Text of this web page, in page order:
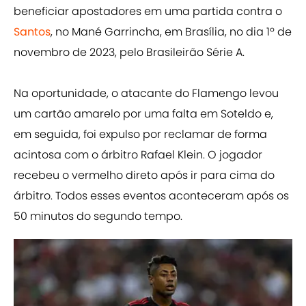
beneficiar apostadores em uma partida contra o
Santos, no Mané Garrincha, em Brasília, no dia 1º de
novembro de 2023, pelo Brasileirão Série A.
Na oportunidade, o atacante do Flamengo levou
um cartão amarelo por uma falta em Soteldo e,
em seguida, foi expulso por reclamar de forma
acintosa com o árbitro Rafael Klein. O jogador
recebeu o vermelho direto após ir para cima do
árbitro. Todos esses eventos aconteceram após os
50 minutos do segundo tempo.